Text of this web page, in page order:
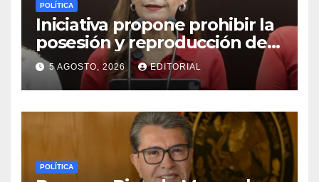
POLÍTICA
Iniciativa propone prohibir la
posesión y reproducción de
fauna silvestre como
mascotas para su
comercialización
5 AGOSTO, 2026 EDITORIAL
POLÍTICA